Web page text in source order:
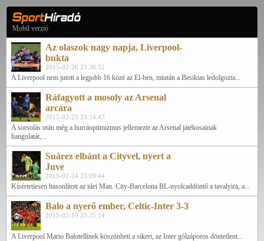
Mobil verzió
Az olaszok nagy napja, Liverpool-
bukta
2015-02-26 23:36:52
A Liverpool nem jutott a legjobb 16 közé az El-ben, miután a Besiktas ledolgozta...
Ráfagyott a mosoly az Arsenal
arcára
2015-02-25 23:14:43
A sorsolás után még a hurráoptimizmus jellemezte az Arsenal játékosainak
hangulatát,...
Suárez elbánt a Cityvel, nyert a
Juve
2015-02-24 23:09:44
Kísértetiesen hasonlított az idei Man. City-Barcelona BL-nyolcaddöntő a tavalyira, a...
Balo a nyerő ember, Celtic-Inter 3-3
2015-02-19 23:35:14
A Liverpool Mario Balotellinek köszönheti a sikert, az Inter gólzáporos döntetlent...